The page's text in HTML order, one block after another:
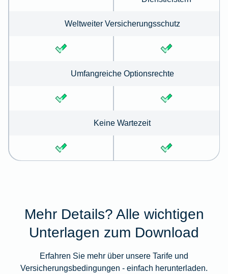
Weltweiter Versicherungsschutz
Umfangreiche Optionsrechte
Keine Wartezeit
Mehr Details? Alle wichtigen
Unterlagen zum Download
Erfahren Sie mehr über unsere Tarife und
Versicherungsbedingungen - einfach herunterladen.